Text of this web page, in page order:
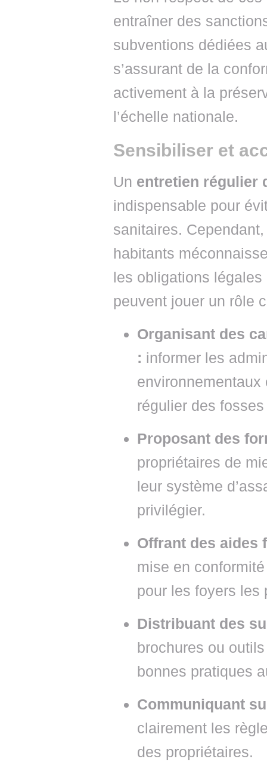
entraîner des
subventions dédiées
s’assurant de la
activement à la
l’échelle nationale.
Sensibiliser et
Un entretien régulier
indispensable pour
sanitaires.
habitants
les obligations
peuvent jouer un rôle
Organisant des
: informer les
environnementaux
régulier des
Proposant des
propriétaires de
leur système
privilégier.
Offrant des aides
mise en
pour les foyers les
Distribuant des
brochures ou
bonnes pratiques
Communiquant
clairement les
des propriétaires.